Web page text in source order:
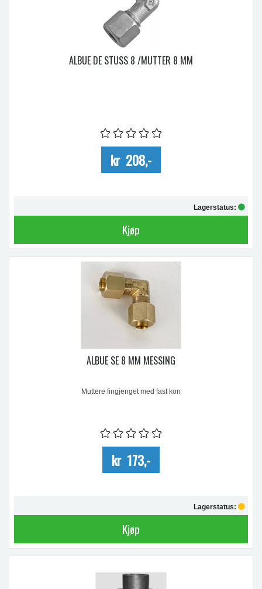
ALBUE DE STUSS 8 /MUTTER 8 MM
kr 208,-
Lagerstatus:
Kjøp
ALBUE SE 8 MM MESSING
Muttere fingjenget med fast kon
kr 173,-
Lagerstatus:
Kjøp